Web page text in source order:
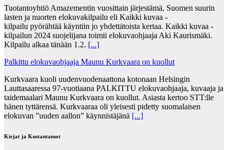
Tuotantoyhtiö Amazementin vuosittain järjestämä, Suomen suurin
lasten ja nuorten elokuvakilpailu eli Kaikki kuvaa -
kilpailu pyörähtää käyntiin jo yhdettätoista kertaa. Kaikki kuvaa -
kilpailun 2024 suojelijana toimii elokuvaohjaaja Aki Kaurismäki.
Kilpailu alkaa tänään 1.2. [...]
Palkittu elokuvaohjaaja Maunu Kurkvaara on kuollut
Kurkvaara kuoli uudenvuodenaattona kotonaan Helsingin
Lauttasaaressa 97-vuotiaana PALKITTU elokuvaohjaaja, kuvaaja ja
taidemaalari Maunu Kurkvaara on kuollut. Asiasta kertoo STT:lle
hänen tyttärensä. Kurkvaaraa oli yleisesti pidetty suomalaisen
elokuvan ”uuden aallon” käynnistäjänä [...]
Kirjat ja Kustantamot